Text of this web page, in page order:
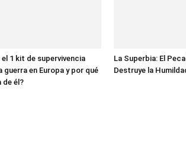
el 1 kit de supervivencia
guerra en Europa y por qué
de él?
La Superbia: El
Destruye la